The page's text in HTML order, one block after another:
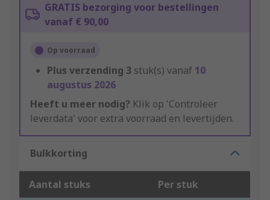
GRATIS bezorging voor bestellingen
vanaf € 90,00
Op voorraad
Plus verzending 3 stuk(s) vanaf 10
augustus 2026
Heeft u meer nodig? Klik op 'Controleer
leverdata' voor extra voorraad en levertijden.
Bulkkorting
Aantal stuks Per stuk